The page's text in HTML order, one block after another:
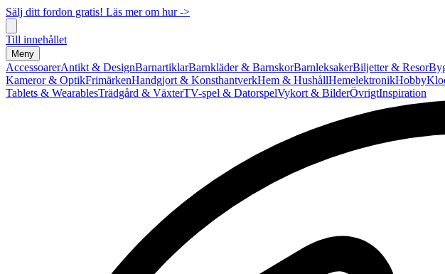
Sälj ditt fordon gratis! Läs mer om hur ->
Till innehållet
Meny
AccessoarerAntikt & DesignBarnartiklarBarnkläder & BarnskorBarnleksakerBiljetter & Resor
Kameror & OptikFrimärkenHandgjort & KonsthantverkHem & HushållHemelektronikHobby
Tablets & WearablesTrädgård & VäxterTV-spel & DatorspelVykort & BilderÖvrigtInspiration